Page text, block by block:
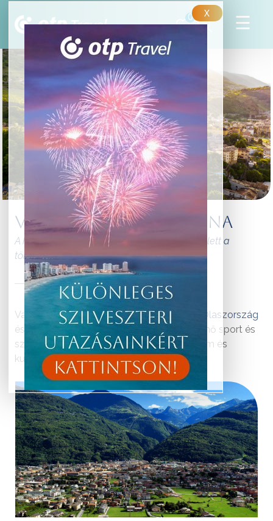
X
0
Varázslatos Valtellina
A kitűnő sport és szabadidős programok mellett a
történelem és kultúra ékköveit rejti e régió.
Valtellina egy gyönyörű alpesi hegyvidék
Olaszország
északi részén, a svájci határ mentén. A kitűnő sport és
szabadidős programok mellett a történelem és
kultúra ékköveit rejti e régió.